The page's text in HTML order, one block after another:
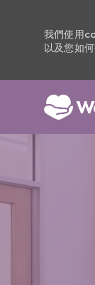
我們使用
以及您如何